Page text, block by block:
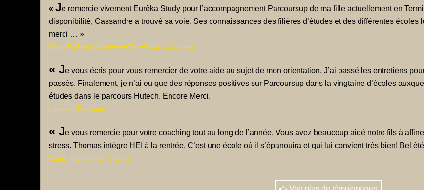
« Je remercie vivement Eurêka Study pour l’accompagnement Parcoursup de ma fille actuellement en
disponibilité, Cassandre a trouvé sa voie. Ses connaissances des filières d’études et des différentes
merci … »
Mme F, fille scolarisée en Terminale, à Cannes.
« Je vous écris pour vous remercier de votre aide au sujet de mon orientation. J’ai passé les entretiens
passés. Finalement, je n’ai eu que des réponses positives sur Parcoursup dans la vingtaine d’écoles
études dans le parcours Hutech. Encore Merci.
Léon en Terminale
« Je vous remercie pour votre coaching tout au long de l’année. Vous avez beaucoup aidé notre fils à
stress. Thomas intègre HEI à la rentrée. C’est une école où il s’épanouira et qui lui convient très bien! Bel
Nadia, maman de Thomas.
a coach est disponible, réactive et à l’écoute. Le bien être et la réussite de